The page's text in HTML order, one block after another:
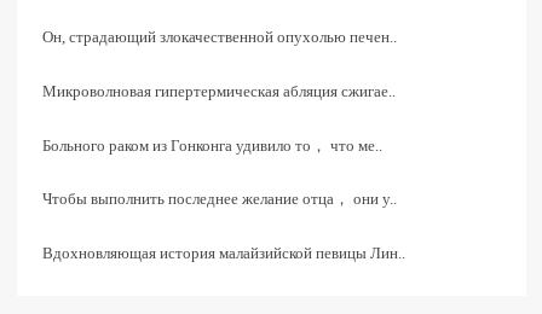
Он, страдающий злокачественной опухолью печен..
Микроволновая гипертермическая абляция сжигае..
Больного раком из Гонконга удивило то， что ме..
Чтобы выполнить последнее желание отца， они у..
Вдохновляющая история малайзийской певицы Лин..